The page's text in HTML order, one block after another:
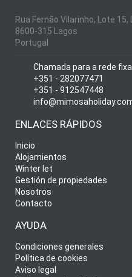
Rua Fernão Vilarinho, Lote 15,
8600-315 Lagos
Portugal
Chamada para a rede
+351 - 282077471
+351 - 912547448
ENLACES RÁPIDOS
Inicio
Alojamientos
Winter let
Gestión de propiedades
Nosotros
Contacto
AYUDA
Condiciones generales
Política de cookies
Aviso legal